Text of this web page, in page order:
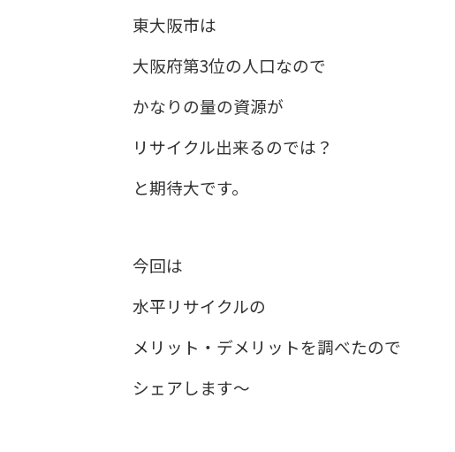
東大阪市は
大阪府第3位の人口なので
かなりの量の資源が
リサイクル出来るのでは？
と期待大です。
今回は
水平リサイクルの
メリット・デメリットを調べたので
シェアします〜